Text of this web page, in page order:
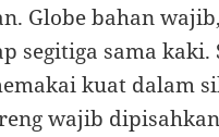
Globe bahan
segitiga sama
kuat dalam
wajib